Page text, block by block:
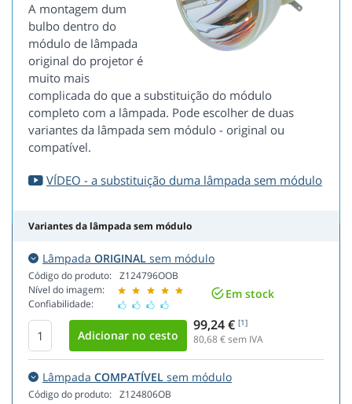
A montagem dum
bulbo dentro do
módulo de lâmpada
original do projetor é
muito mais
complicada do que a substituição do módulo
completo com a lâmpada. Pode escolher de duas
variantes da lâmpada sem módulo - original ou
compatível.
VÍDEO - a substituição duma lâmpada sem módulo
Variantes da lâmpada sem módulo
Lâmpada ORIGINAL sem módulo
Código do produto:
Nível do imagem:
Confiabilidade:
Z124796OOB
Em stock
99,24 € [1]
80,68€ sem IVA
Lâmpada COMPATÍVEL sem módulo
Código do produto: Z124806OB